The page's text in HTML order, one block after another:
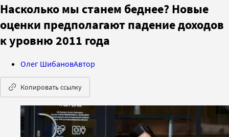
Насколько мы станем беднее? Новые
оценки предполагают падение доходов
к уровню 2011 года
Олег ШибановАвтор
Копировать ссылку